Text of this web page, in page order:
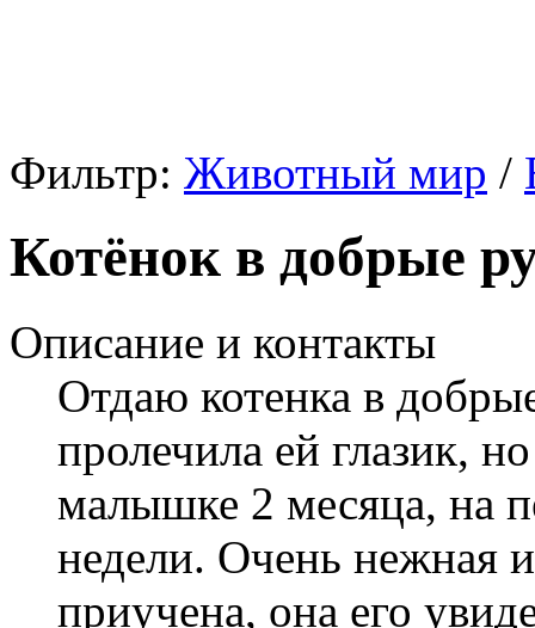
Фильтр: Животный мир /
Котёнок в добрые
Описание и контакты
Отдаю котенка в
пролечила ей глазик,
малышке 2 месяца, на
недели. Очень нежная
приучена, она его